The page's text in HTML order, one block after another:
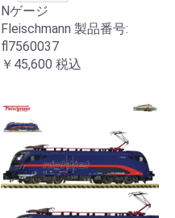
Nゲージ
Fleischmann 製品番号:
fl7560037
￥45,600 税込